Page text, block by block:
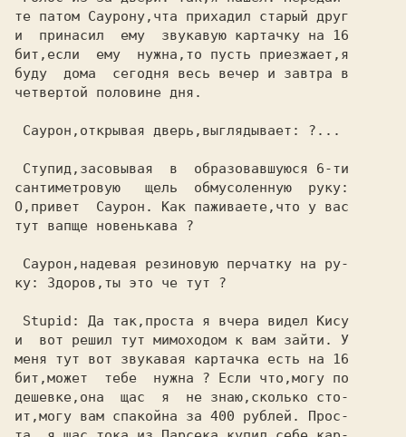
те патом Саурону,чта прихадил старый друг
и  принасил  ему  звукавую картачку на 16
бит,если  ему  нужна,то пусть приезжает,я
буду  дома  сегодня весь вечер и завтра в
четвертой половине дня.
сантиметровую   щель  обмусоленную  руку:
О,привет  Саурон. Как паживаете,что у вас
тут вапще новенькава ?
ку: Здоров,ты это че тут ?
и  вот решил тут мимоходом к вам зайти. У
меня тут вот звукавая картачка есть на 16
бит,может  тебе  нужна ? Если что,могу по
дешевке,она  щас  я  не знаю,сколько сто-
ит,могу вам спакойна за 400 рублей. Прос-